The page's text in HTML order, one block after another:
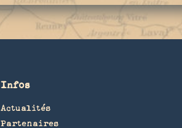
Infos
Actualités
Partenaires